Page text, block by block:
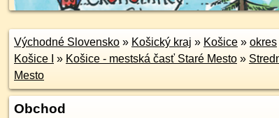
Východné Slovensko » Košický kraj » Košice » okres
Košice I
» Košice - mestská časť Staré Mesto »
Mesto
Obchod